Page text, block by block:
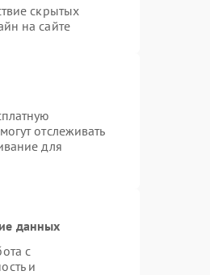
скрытых
на сайте
отслеживать
для
данных
с
и